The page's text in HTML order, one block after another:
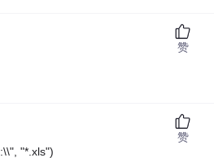
赞
"*.xls")
赞